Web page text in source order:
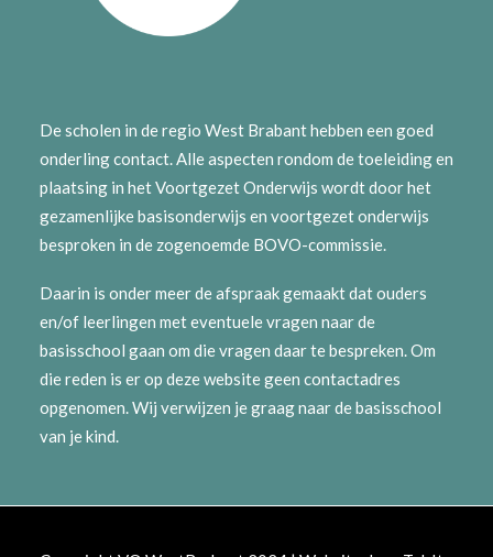
De scholen in de regio West Brabant hebben een goed
onderling contact. Alle aspecten rondom de toeleiding en
plaatsing in het Voortgezet Onderwijs wordt door het
gezamenlijke basisonderwijs en voortgezet onderwijs
besproken in de zogenoemde BOVO-commissie.
Daarin is onder meer de afspraak gemaakt dat ouders
en/of leerlingen met eventuele vragen naar de
basisschool gaan om die vragen daar te bespreken. Om
die reden is er op deze website geen contactadres
opgenomen. Wij verwijzen je graag naar de basisschool
van je kind.